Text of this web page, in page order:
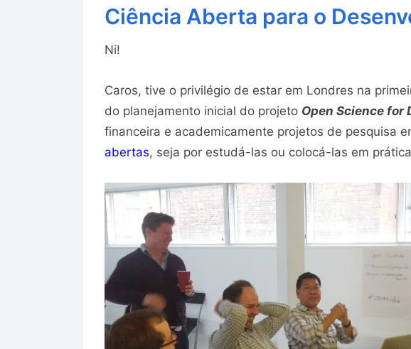
Ciência Aberta para o
Ni!
Caros, tive o privilégio de estar em Londres na
do planejamento inicial do projeto Open Science for
financeira e academicamente projetos de pesquisa
abertas, seja por estudá-las ou colocá-las em